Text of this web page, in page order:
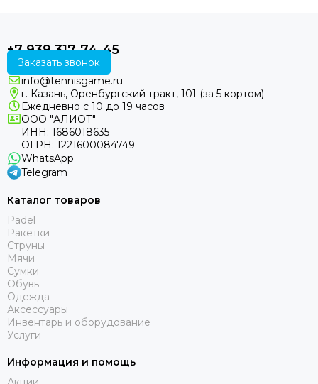
+7 939 317-74-45
Заказать звонок
info@tennisgame.ru
г. Казань, Оренбургский тракт, 101 (за 5 кортом)
Ежедневно с 10 до 19 часов
ООО "АЛИОТ"
ИНН: 1686018635
ОГРН: 1221600084749
WhatsApp
Telegram
Каталог товаров
Padel
Ракетки
Струны
Мячи
Сумки
Обувь
Одежда
Аксессуары
Инвентарь и оборудование
Услуги
Информация и помощь